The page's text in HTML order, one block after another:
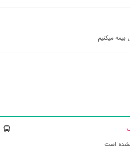
میکنیم
است